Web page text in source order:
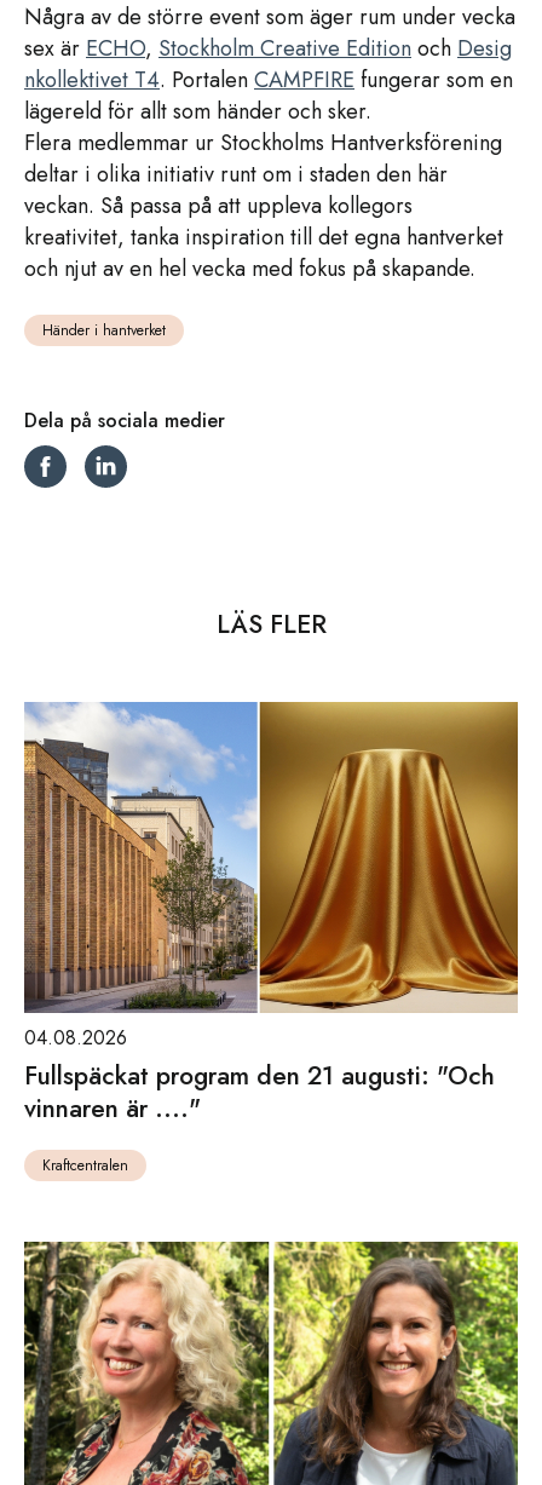
Några av de större event som äger rum under vecka
sex ärECHO, Stockholm Creative EditionochDesig
nkollektivet T4. PortalenCAMPFIREfungerar som en
lägereld för allt som händer och sker.
Flera medlemmar ur Stockholms Hantverksförening
deltar i olika initiativ runt om i staden den här
veckan. Så passa på att uppleva kollegors
kreativitet, tanka inspiration till det egna hantverket
och njut av en hel vecka med fokus på skapande.
Händer i hantverket
Dela på sociala medier
LÄS FLER
04.08.2026
Fullspäckat program den 21 augusti: "Och
vinnaren är ...."
Kraftcentralen